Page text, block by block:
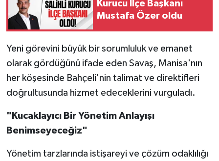
Kurucu İlçe Başkanı
Mustafa Özer oldu
Yeni görevini büyük bir sorumluluk ve emanet
olarak gördüğünü ifade eden Savaş, Manisa'nın
her köşesinde Bahçeli'nin talimat ve direktifleri
doğrultusunda hizmet edeceklerini vurguladı.
"Kucaklayıcı Bir Yönetim Anlayışı
Benimseyeceğiz"
Yönetim tarzlarında istişareyi ve çözüm odaklılığı